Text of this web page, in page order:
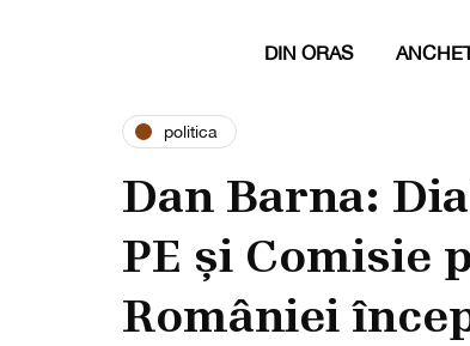
DIN ORAS
politica
Dan Barna:
PE și Comisie
României